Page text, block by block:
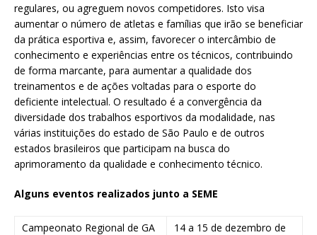
regulares, ou agreguem novos competidores. Isto visa
aumentar o número de atletas e famílias que irão se beneficiar
da prática esportiva e, assim, favorecer o intercâmbio de
conhecimento e experiências entre os técnicos, contribuindo
de forma marcante, para aumentar a qualidade dos
treinamentos e de ações voltadas para o esporte do
deficiente intelectual. O resultado é a convergência da
diversidade dos trabalhos esportivos da modalidade, nas
várias instituições do estado de São Paulo e de outros
estados brasileiros que participam na busca do
aprimoramento da qualidade e conhecimento técnico.
Alguns eventos realizados junto a SEME
Campeonato Regional de GA
14 a 15 de dezembro de